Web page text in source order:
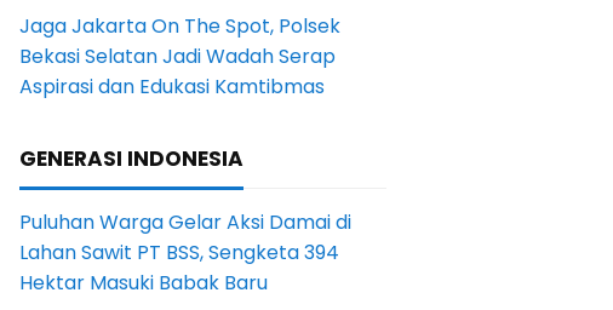
Jaga Jakarta On The Spot, Polsek
Bekasi Selatan Jadi Wadah Serap
Aspirasi dan Edukasi Kamtibmas
GENERASI INDONESIA
Puluhan Warga Gelar Aksi Damai di
Lahan Sawit PT BSS, Sengketa 394
Hektar Masuki Babak Baru